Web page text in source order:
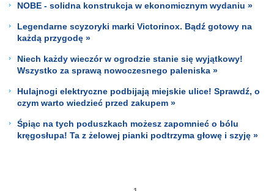
NOBE - solidna konstrukcja w ekonomicznym wydaniu »
Legendarne scyzoryki marki Victorinox. Bądź gotowy na
każdą przygodę »
Niech każdy wieczór w ogrodzie stanie się wyjątkowy!
Wszystko za sprawą nowoczesnego paleniska »
Hulajnogi elektryczne podbijają miejskie ulice! Sprawdź, o
czym warto wiedzieć przed zakupem »
Śpiąc na tych poduszkach możesz zapomnieć o bólu
kręgosłupa! Ta z żelowej pianki podtrzyma głowę i szyję »